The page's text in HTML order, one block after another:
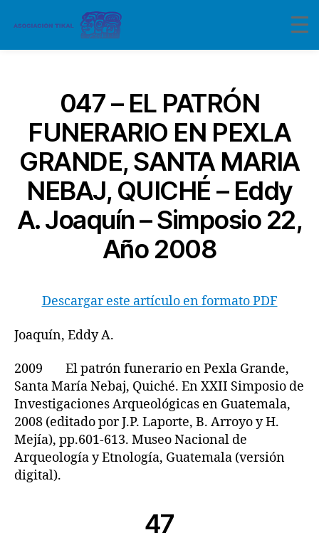
047 – EL PATRÓN
FUNERARIO EN PEXLA
GRANDE, SANTA MARIA
NEBAJ, QUICHÉ – Eddy
A. Joaquín – Simposio 22,
Año 2008
Descargar este artículo en formato PDF
Joaquín, Eddy A.
2009 El patrón funerario en Pexla Grande,
Santa María Nebaj, Quiché. En XXII Simposio de
Investigaciones Arqueológicas en Guatemala,
2008 (editado por J.P. Laporte, B. Arroyo y H.
Mejía), pp.601-613. Museo Nacional de
Arqueología y Etnología, Guatemala (versión
digital).
47